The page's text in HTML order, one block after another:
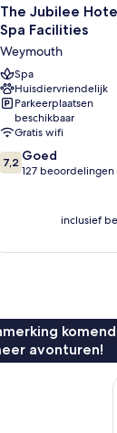
The
Jubilee
Hotel
West-
with
Spa
Facilities
Weymouth
The Jubilee
Spa Facilities
Weymouth
Spa
Huisdiervriendelijk
Parkeerplaatsen
beschikbaar
Gratis wifi
7.2
van
7,2 Goed
127 beoordelingen
inclusief
avonturen!